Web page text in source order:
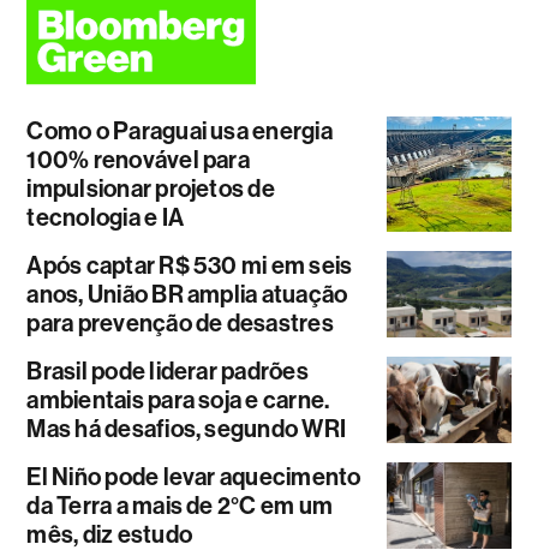
Como o Paraguai usa energia
100% renovável para
impulsionar projetos de
tecnologia e IA
Após captar R$ 530 mi em seis
anos, União BR amplia atuação
para prevenção de desastres
Brasil pode liderar padrões
ambientais para soja e carne.
Mas há desafios, segundo WRI
El Niño pode levar aquecimento
da Terra a mais de 2°C em um
mês, diz estudo